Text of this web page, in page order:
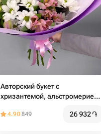
Авторский букет с
хризантемой, альстромерией
4.90849 26 932֏